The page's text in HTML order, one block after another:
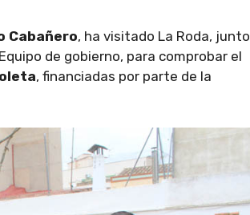
Cabañero, ha visitado La Roda, junto
de gobierno, para comprobar el
, financiadas por parte de la